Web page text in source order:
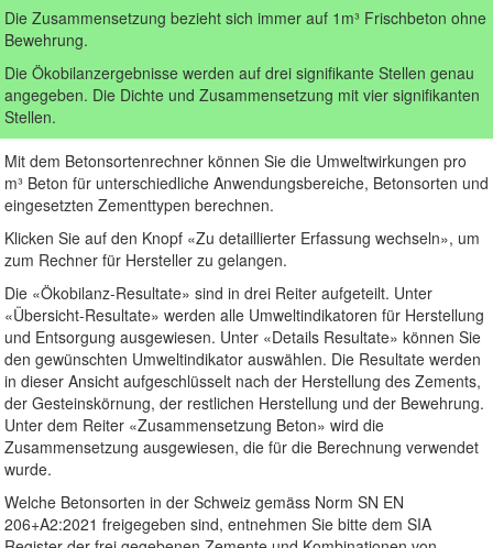
Die Zusammensetzung bezieht sich immer auf 1m³ Frischbeton ohne
Bewehrung.
Die Ökobilanzergebnisse werden auf drei signifikante Stellen genau
angegeben. Die Dichte und Zusammensetzung mit vier signifikanten
Stellen.
Mit dem Betonsortenrechner können Sie die Umweltwirkungen pro
m³ Beton für unterschiedliche Anwendungsbereiche, Betonsorten und
eingesetzten Zementtypen berechnen.
Klicken Sie auf den Knopf «Zu detaillierter Erfassung wechseln», um
zum Rechner für Hersteller zu gelangen.
Die «Ökobilanz-Resultate» sind in drei Reiter aufgeteilt. Unter
«Übersicht-Resultate» werden alle Umweltindikatoren für Herstellung
und Entsorgung ausgewiesen. Unter «Details Resultate» können Sie
den gewünschten Umweltindikator auswählen. Die Resultate werden
in dieser Ansicht aufgeschlüsselt nach der Herstellung des Zements,
der Gesteinskörnung, der restlichen Herstellung und der Bewehrung.
Unter dem Reiter «Zusammensetzung Beton» wird die
Zusammensetzung ausgewiesen, die für die Berechnung verwendet
wurde.
Welche Betonsorten in der Schweiz gemäss Norm SN EN
206+A2:2021 freigegeben sind, entnehmen Sie bitte dem SIA